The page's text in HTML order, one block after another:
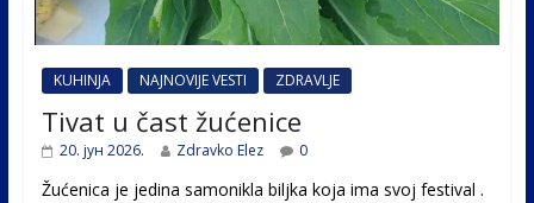
KUHINJA NAJNOVIJE VESTI ZDRAVLJE
Tivat u čast žućenice
20. јун 2026. Zdravko Elez 0
Žućenica je jedina samonikla biljka koja ima svoj festival .